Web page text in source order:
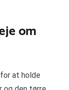
om
at holde